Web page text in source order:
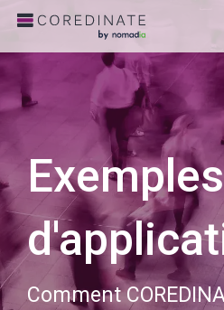
Exemples
Comment